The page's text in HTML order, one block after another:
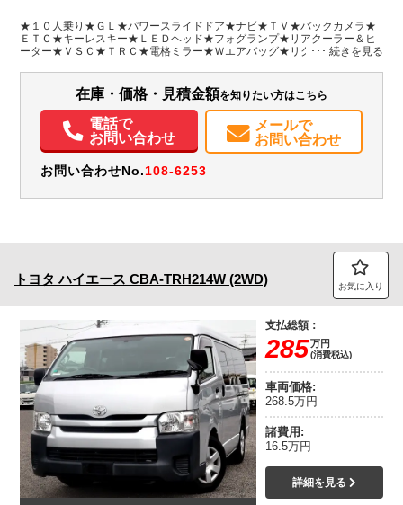
H:2,100
装備情報
パワステ
電動格納ミラー
カーナビ TV ETC
バックモニター
取扱説明書（一部含む）
★１０人乗り★ＧＬ★パワースライドドア★ナビ★ＴＶ★バックカメラ★
ＥＴＣ★キーレスキー★ＬＥＤヘッド★フォグランプ★リアクーラー＆ヒ
ーター★ＶＳＣ★ＴＲＣ★電格ミラー★Ｗエアバッグ★リクライニングシ
１６０馬力★ナビ型式ＮＳＣＤ-Ｗ６６★取説・スペアキー２本★スタッド
レス★ホイール付きノーマルタイヤ４本、積込み
在庫・価格・見積金額を知りたい方はこちら
電話で
お問い合わせ
メールで
お問い合わせ
お問い合わせNo.108-6253
トヨタ ハイエース CBA-TRH214W (2WD) お気に入り
支払総額：
285万円
(消費税込)
車両価格:
268.5万円
諸費用:
16.5万円
詳細を見る